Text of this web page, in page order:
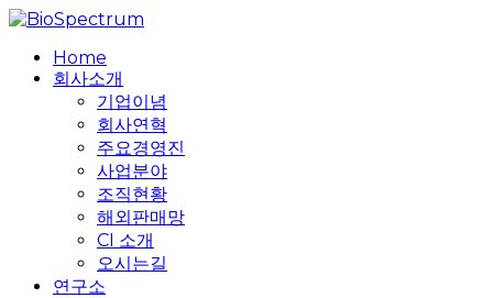
Skip
main
content
search
MenuHome
회사소개
기업이념
회사연혁
주요경영진
사업분야
조직현황
해외판매망
CI 소개
오시는길
연구소